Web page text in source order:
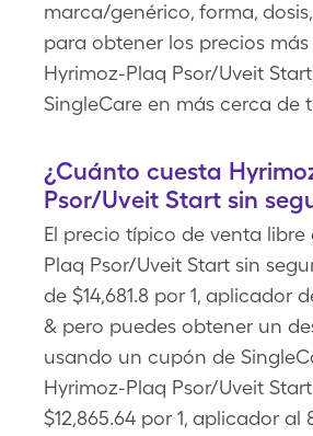
marca/genérico, forma,
para obtener los precios
Hyrimoz-Plaq Psor/Uveit
SingleCare en más cerca de
¿Cuánto cuesta
Psor/Uveit Start sin
El precio típico de venta libre
Plaq Psor/Uveit Start sin
de $14,681.8 por 1, aplicador
& pero puedes obtener un
usando un cupón de
Hyrimoz-Plaq Psor/Uveit
$12,865.64 por 1, aplicador al